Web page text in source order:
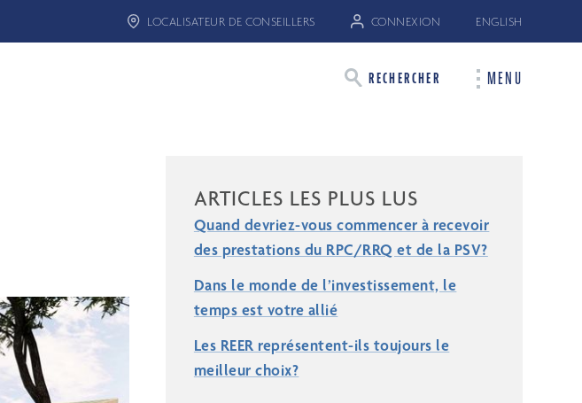
LOCALISATEUR DE CONSEILLERS CONNEXION ENGLISH
RECHERCHER MENU
ARTICLES LES PLUS LUS
Quand devriez-vous commencer à recevoir
des prestations du RPC/RRQ et de la PSV?
Dans le monde de l’investissement, le
temps est votre allié
Les REER représentent-ils toujours le
meilleur choix?